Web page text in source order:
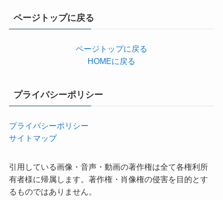
ページトップに戻る
ページトップに戻る
HOMEに戻る
プライバシーポリシー
プライバシーポリシー
サイトマップ
引用している画像・音声・動画の著作権は全て各権利所
有者様に帰属します。著作権・肖像権の侵害を目的とす
るものではありません。